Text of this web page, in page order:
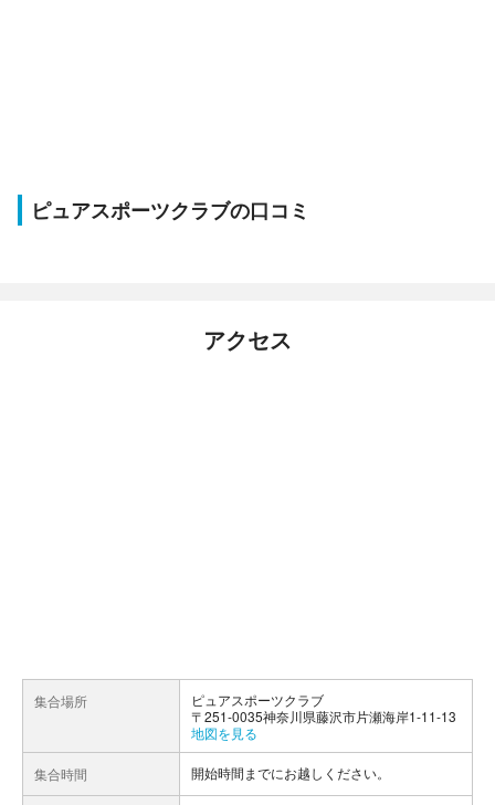
ピュアスポーツクラブの口コミ
アクセス
集合場所
ピュアスポーツクラブ
〒251-0035神奈川県藤沢市片瀬海岸1-11-13
地図を見る
集合時間 開始時間までにお越しください。